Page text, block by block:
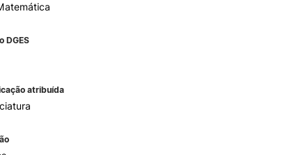
DGES
atribuída